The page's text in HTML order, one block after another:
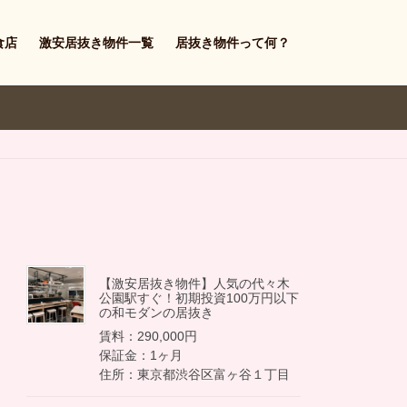
店 激安居抜き物件一覧 居抜き物件って何？
【激安居抜き物件】人気の代々木
公園駅すぐ！初期投資100万円以下
の和モダンの居抜き
賃料：290,000円
保証金：1ヶ月
住所：東京都渋谷区富ヶ谷１丁目